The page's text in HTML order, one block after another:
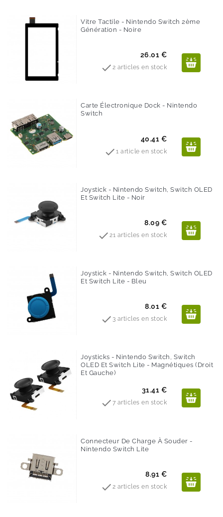
Vitre Tactile - Nintendo Switch 2ème
Génération - Noire
Prix
26.01 €
 2 articles en stock
Carte Électronique Dock - Nintendo
Switch
Prix
40.41 €
1 article en stock
Joystick - Nintendo Switch, Switch OLED
Et Switch Lite - Noir
Prix
8.09 €
21 articles en stock
Joystick - Nintendo Switch, Switch OLED
Et Switch Lite - Bleu
Prix
8.01 €
 3 articles en stock
Joysticks - Nintendo Switch, Switch
OLED Et Switch Lite - Magnétiques (droit
Et Gauche)
Prix
31.41 €
 7 articles en stock
Connecteur De Charge À Souder -
Nintendo Switch Lite
Prix
8.91 €
 2 articles en stock